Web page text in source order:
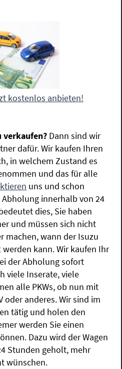
kostenlos anbieten!
verkaufen? Dann sind wir
dafür. Wir kaufen Ihren
in welchem Zustand es
und das für alle
uns und schon
innerhalb von 24
dies, Sie haben
und müssen sich nicht
machen, wann der Isuzu
werden kann. Wir kaufen Ihr
der Abholung sofort
viele Inserate, viele
alle PKWs, ob nun mit
oder anderes. Wir sind im
tätig und holen den
werden Sie einen
Dazu wird der Wagen
Stunden geholt, mehr
wünschen.